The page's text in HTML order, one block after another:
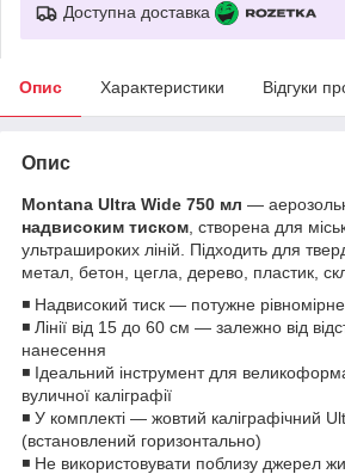
Доступна доставка
Опис Характеристики Відгуки
Опис
Montana Ultra Wide 750 мл —
надвисоким тиском , створена для
ультрашироких ліній. Підходить для
метал, бетон, цегла, дерево, пластик,
◾ Надвисокий тиск — потужне
◾ Лінії від 15 до 60 см — залежно від
нанесення
◾ Ідеальний інструмент для
вуличної каліграфії
◾ У комплекті — жовтий каліграфічний
(встановлений горизонтально)
◾ Не використовувати поблизу джерел